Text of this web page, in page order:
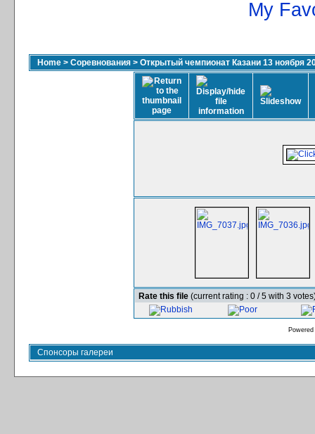
My
Home > Соревнования > Открытый чемпионат Казани 13 ноября
Rate this file (current rating : 0 / 5 with 3
Спонсоры галереи